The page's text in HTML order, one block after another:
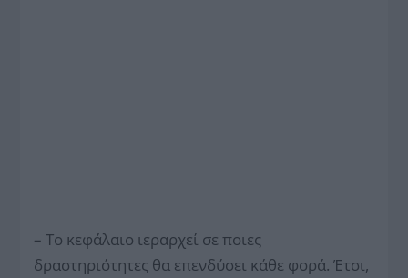
– Το κεφάλαιο ιεραρχεί σε ποιες
δραστηριότητες θα επενδύσει κάθε φορά. Έτσι,